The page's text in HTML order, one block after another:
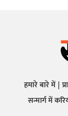
हमारे बारे में
सन्मार्ग में